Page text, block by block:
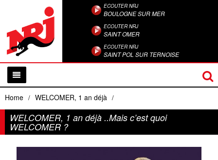
ECOUTER NRJ
BOULOGNE SUR MER
ECOUTER NRJ
SAINT OMER
ECOUTER NRJ
SAINT POL SUR TERNOISE
Home / WELCOMER, 1 an déjà /
WELCOMER, 1 an déjà ..Mais c’est quoi
WELCOMER ?